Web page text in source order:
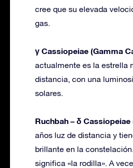
cree que su elevada
gas.
γ Cassiopeiae (Gamma
actualmente es la estrella
distancia, con una
solares.
Ruchbah – δ
años luz de distancia y
brillante en la
significa «la rodilla». A